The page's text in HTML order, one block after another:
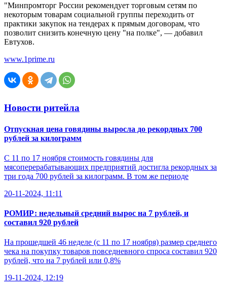
"Минпромторг России рекомендует торговым сетям по
некоторым товарам социальной группы переходить от
практики закупок на тендерах к прямым договорам, что
позволит снизить конечную цену "на полке", — добавил
Евтухов.
www.1prime.ru
Новости ритейла
Отпускная цена говядины выросла до рекордных 700
рублей за килограмм
С 11 по 17 ноября стоимость говядины для
мясоперерабатывающих предприятий достигла рекордных за
три года 700 рублей за килограмм. В том же периоде
20-11-2024, 11:11
РОМИР: недельный средний вырос на 7 рублей, и
составил 920 рублей
На прошедшей 46 неделе (с 11 по 17 ноября) размер среднего
чека на покупку товаров повседневного спроса составил 920
рублей, что на 7 рублей или 0,8%
19-11-2024, 12:19